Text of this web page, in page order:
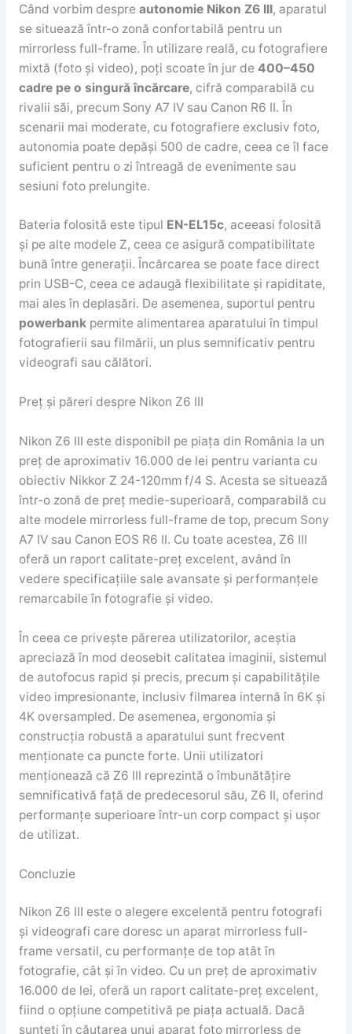
Când vorbim despre autonomie Nikon Z6 III, aparatul
se situează într-o zonă confortabilă pentru un
mirrorless full-frame. În utilizare reală, cu fotografiere
mixtă (foto și video), poți scoate în jur de 400–450
cadre pe o singură încărcare, cifră comparabilă cu
rivalii săi, precum Sony A7 IV sau Canon R6 II. În
scenarii mai moderate, cu fotografiere exclusiv foto,
autonomia poate depăși 500 de cadre, ceea ce îl face
suficient pentru o zi întreagă de evenimente sau
sesiuni foto prelungite.
Bateria folosită este tipul EN-EL15c, aceeasi folosită
și pe alte modele Z, ceea ce asigură compatibilitate
bună între generații. Încărcarea se poate face direct
prin USB-C, ceea ce adaugă flexibilitate și rapiditate,
mai ales în deplasări. De asemenea, suportul pentru
powerbankpermite alimentarea aparatului în timpul
fotografierii sau filmării, un plus semnificativ pentru
videografi sau călători.
Preț și păreri despre Nikon Z6 III
Nikon Z6 III este disponibil pe piața din România la un
preț de aproximativ 16.000 de lei pentru varianta cu
obiectiv Nikkor Z 24-120mm f/4 S. Acesta se situează
într-o zonă de preț medie-superioară, comparabilă cu
alte modele mirrorless full-frame de top, precum Sony
A7 IV sau Canon EOS R6 II. Cu toate acestea, Z6 III
oferă un raport calitate-preț excelent, având în
vedere specificațiile sale avansate și performanțele
remarcabile în fotografie și video.
În ceea ce privește părerea utilizatorilor, aceștia
apreciază în mod deosebit calitatea imaginii, sistemul
de autofocus rapid și precis, precum și capabilitățile
video impresionante, inclusiv filmarea internă în 6K și
4K oversampled. De asemenea, ergonomia și
construcția robustă a aparatului sunt frecvent
menționate ca puncte forte. Unii utilizatori
menționează că Z6 III reprezintă o îmbunătățire
semnificativă față de predecesorul său, Z6 II, oferind
performanțe superioare într-un corp compact și ușor
de utilizat.
Concluzie
Nikon Z6 III este o alegere excelentă pentru fotografi
și videografi care doresc un aparat mirrorless full-
frame versatil, cu performanțe de top atât în
fotografie, cât și în video. Cu un preț de aproximativ
16.000 de lei, oferă un raport calitate-preț excelent,
fiind o opțiune competitivă pe piața actuală. Dacă
sunteți în căutarea unui aparat foto mirrorless de